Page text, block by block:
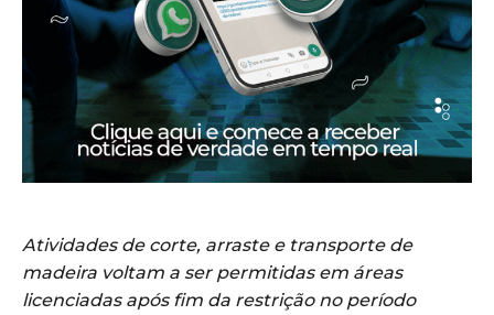
Atividades de corte, arraste e transporte de
madeira voltam a ser permitidas em áreas
licenciadas após fim da restrição no período